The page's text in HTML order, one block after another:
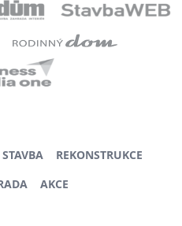
STAVBA
REKONSTRUKCE
AKCE